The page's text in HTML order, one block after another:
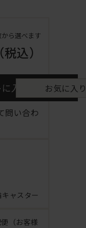
ら選べます
（税込）
入れる お気に入
問い合わ
ャスター
（お客様